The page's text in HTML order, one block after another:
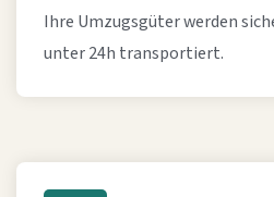
Ihre Umzugsgüter werden
unter 24h transportiert.